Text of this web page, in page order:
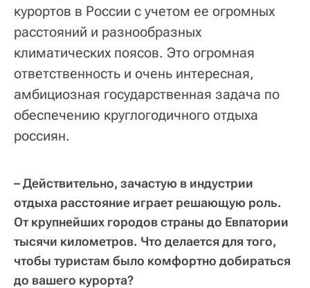
курортов в России с учетом ее огромных
расстояний и разнообразных
климатических поясов. Это огромная
ответственность и очень интересная,
амбициозная государственная задача по
обеспечению круглогодичного отдыха
россиян.
– Действительно, зачастую в индустрии
отдыха расстояние играет решающую роль.
От крупнейших городов страны до Евпатории
тысячи километров. Что делается для того,
чтобы туристам было комфортно добираться
до вашего курорта?